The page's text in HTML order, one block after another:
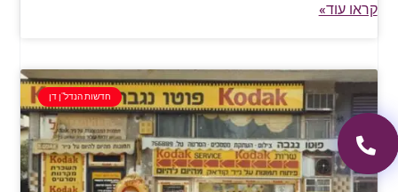
קראו עוד»
חדשות הנדל"ן דן